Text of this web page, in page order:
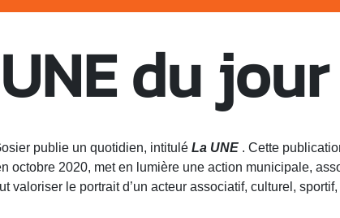
du jour
publie un quotidien, intitulé La UNE . Cette
octobre 2020, met en lumière une action municipale,
valoriser le portrait d’un acteur associatif, culturel, sportif,